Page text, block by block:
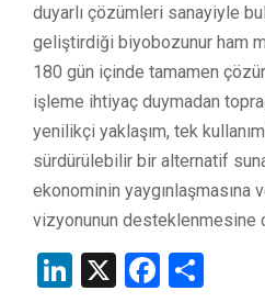
duyarlı çözümleri sanayiyle
geliştirdiği biyobozunur ham
180 gün içinde tamamen
işleme ihtiyaç duymadan
yenilikçi yaklaşım, tek
sürdürülebilir bir alternatif
ekonominin yaygınlaşmasına
vizyonunun desteklenmesine
LinkedIn
X